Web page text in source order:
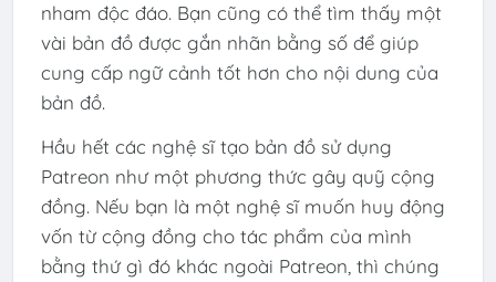
nham độc đáo. Bạn cũng có thể tìm thấy một
vài bản đồ được gắn nhãn bằng số để giúp
cung cấp ngữ cảnh tốt hơn cho nội dung của
bản đồ.
Hầu hết các nghệ sĩ tạo bản đồ sử dụng
Patreon như một phương thức gây quỹ cộng
đồng. Nếu bạn là một nghệ sĩ muốn huy động
vốn từ cộng đồng cho tác phẩm của mình
bằng thứ gì đó khác ngoài Patreon, thì chúng